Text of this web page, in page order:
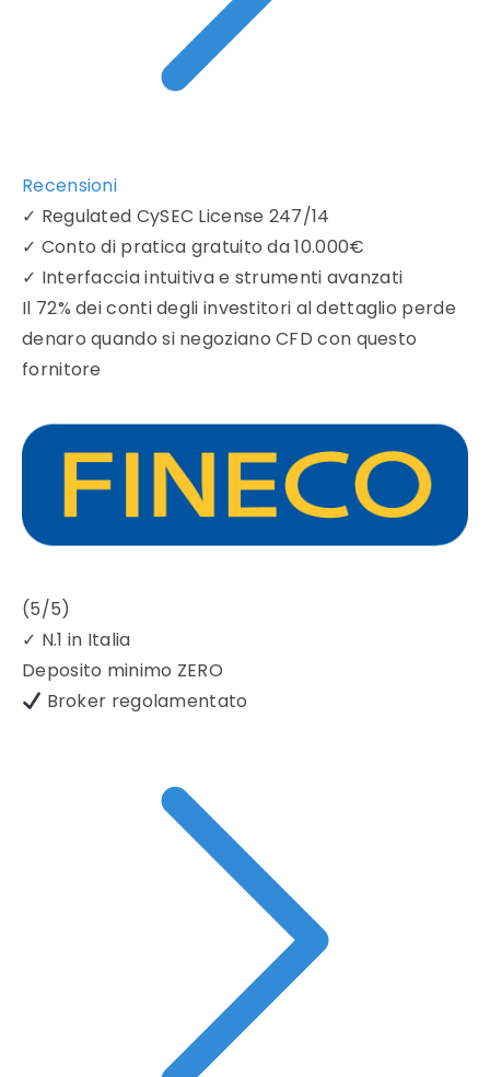
Recensioni
✓ Regulated CySEC License 247/14
✓ Conto di pratica gratuito da 10.000€
✓ Interfaccia intuitiva e strumenti avanzati
Il 72% dei conti degli investitori al dettaglio perde
denaro quando si negoziano CFD con questo
fornitore
(5/5)
✓ N.1 in Italia
Deposito minimo ZERO
Broker regolamentato